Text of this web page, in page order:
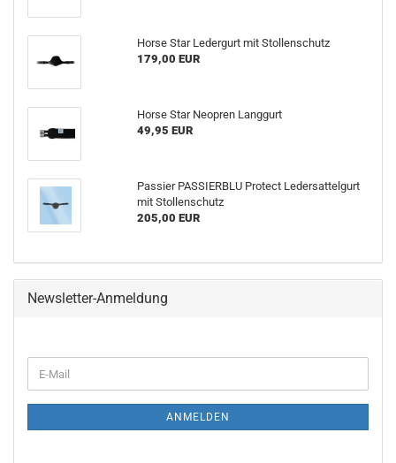
Horse Star Ledergurt mit Stollenschutz
179,00 EUR
Horse Star Neopren Langgurt
49,95 EUR
Passier PASSIERBLU Protect Ledersattelgurt
mit Stollenschutz
205,00 EUR
Newsletter-Anmeldung
ZUR
E-
Mail
ANMELDEN